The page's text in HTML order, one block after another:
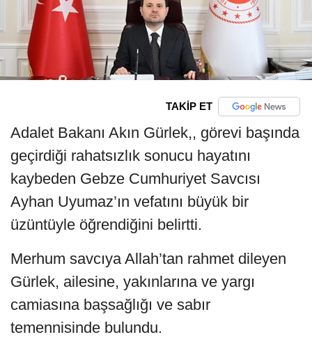
TAKİP ET
Adalet Bakanı Akın Gürlek,, görevi başında
geçirdiği rahatsızlık sonucu hayatını
kaybeden Gebze Cumhuriyet Savcısı
Ayhan Uyumaz’ın vefatını büyük bir
üzüntüyle öğrendiğini belirtti.
Merhum savcıya Allah’tan rahmet dileyen
Gürlek, ailesine, yakınlarına ve yargı
camiasına başsağlığı ve sabır
temennisinde bulundu.